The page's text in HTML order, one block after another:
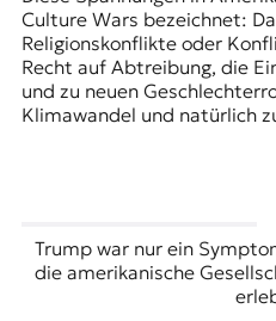
Culture Wars bezeichnet:
Religionskonflikte oder
Recht auf Abtreibung, die
und zu neuen
Klimawandel und natürlich
Trump war nur ein
die amerikanische